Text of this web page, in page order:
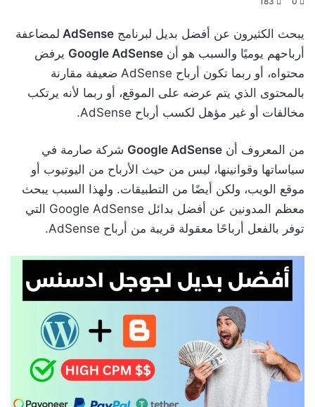
يبحث الكثيرون عن أفضل بديل لبرنامج AdSense لمضاعفة
أرباحهم يوميًا والسبب هو أن Google AdSense يرفض
محتواه، أو ربما تكون أرباح AdSense ضعيفة مقارنة
بالمحتوى الذي يتم عرضه على الموقع، أو ربما لأنه يرتكب
مخالفات أو غير مؤهل لكسب أرباح AdSense.
من المعروف أن Google AdSense شركة صارمة في
سياساتها وقوانينها، ليس من حيث الأرباح من اليوتيوب أو
موقع الويب، ولكن أيضًا من التطبيقات. ولهذا السبب يبحث
معظم المدونين عن أفضل بدائل Google AdSense التي
توفر بالفعل أرباحًا معقولة قريبة من أرباح AdSense.